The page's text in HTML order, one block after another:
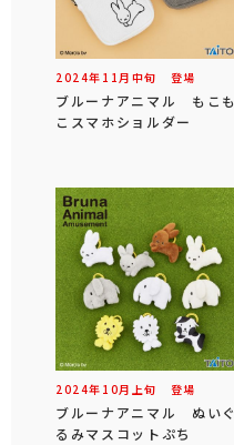
2024年 11 月 中旬 登場
ブルーナアニマル もこも
こスマホショルダー
2024年 10月 上旬 登場
ブルーナアニマル ぬいぐ
るみマスコットぷち